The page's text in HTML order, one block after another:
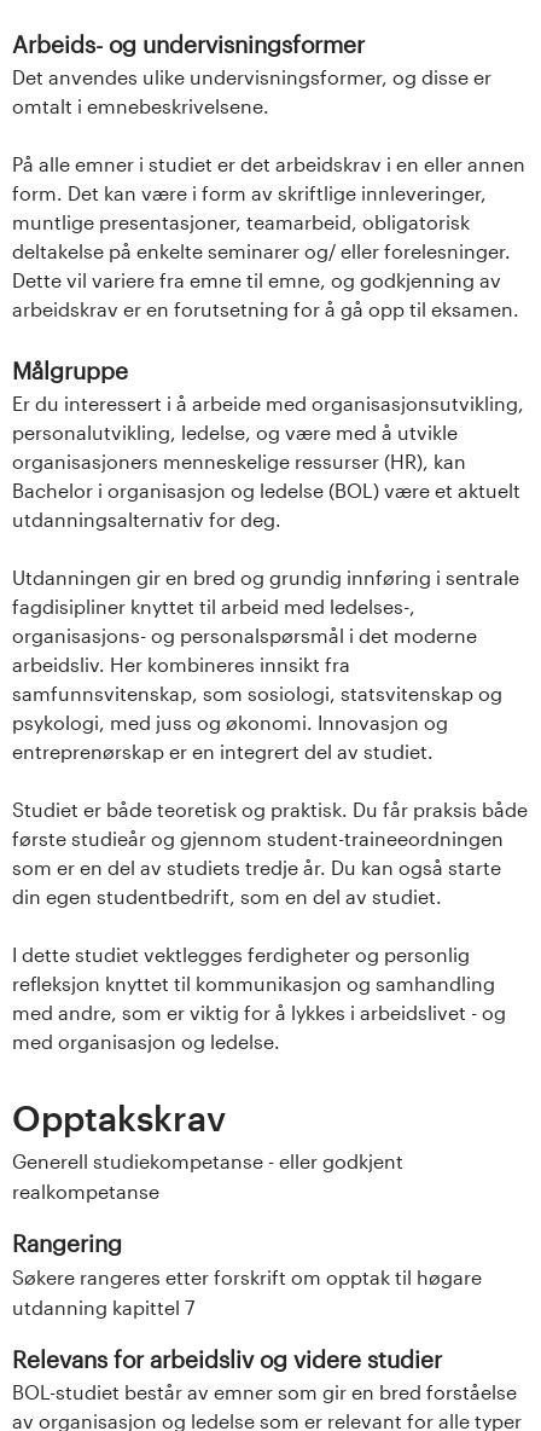
Arbeids- og undervisningsformer
Det anvendes ulike undervisningsformer, og disse er
omtalt i emnebeskrivelsene.
På alle emner i studiet er det arbeidskrav i en eller annen
form. Det kan være i form av skriftlige innleveringer,
muntlige presentasjoner, teamarbeid, obligatorisk
deltakelse på enkelte seminarer og/ eller forelesninger.
Dette vil variere fra emne til emne, og godkjenning av
arbeidskrav er en forutsetning for å gå opp til eksamen.
Målgruppe
Er du interessert i å arbeide med organisasjonsutvikling,
personalutvikling, ledelse, og være med å utvikle
organisasjoners menneskelige ressurser (HR), kan
Bachelor i organisasjon og ledelse (BOL) være et aktuelt
utdanningsalternativ for deg.
Utdanningen gir en bred og grundig innføring i sentrale
fagdisipliner knyttet til arbeid med ledelses-,
organisasjons- og personalspørsmål i det moderne
arbeidsliv. Her kombineres innsikt fra
samfunnsvitenskap, som sosiologi, statsvitenskap og
psykologi, med juss og økonomi. Innovasjon og
entreprenørskap er en integrert del av studiet.
Studiet er både teoretisk og praktisk. Du får praksis både
første studieår og gjennom student-traineeordningen
som er en del av studiets tredje år. Du kan også starte
din egen studentbedrift, som en del av studiet.
I dette studiet vektlegges ferdigheter og personlig
refleksjon knyttet til kommunikasjon og samhandling
med andre, som er viktig for å lykkes i arbeidslivet - og
med organisasjon og ledelse.
Opptakskrav
Generell studiekompetanse - eller godkjent
realkompetanse
Rangering
Søkere rangeres etter forskrift om opptak til høgare
utdanning kapittel 7
Relevans for arbeidsliv og videre studier
BOL-studiet består av emner som gir en bred forståelse
av organisasjon og ledelse som er relevant for alle typer